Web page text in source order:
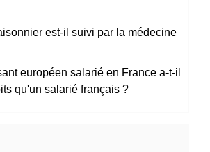
est-il suivi par la médecine
européen salarié en France a-t-il
qu'un salarié français ?